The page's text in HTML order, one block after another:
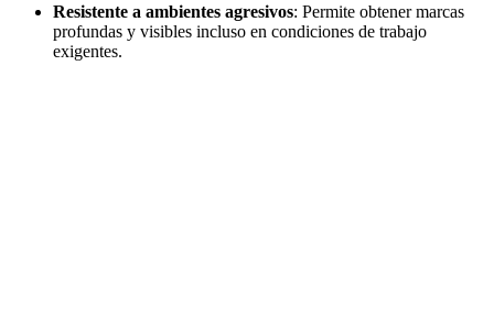
Resistente a ambientes agresivos: Permite obtener marcas
profundas y visibles incluso en condiciones de trabajo
exigentes.